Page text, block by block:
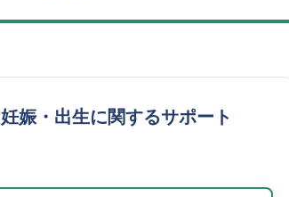
妊娠・出生に関するサポート